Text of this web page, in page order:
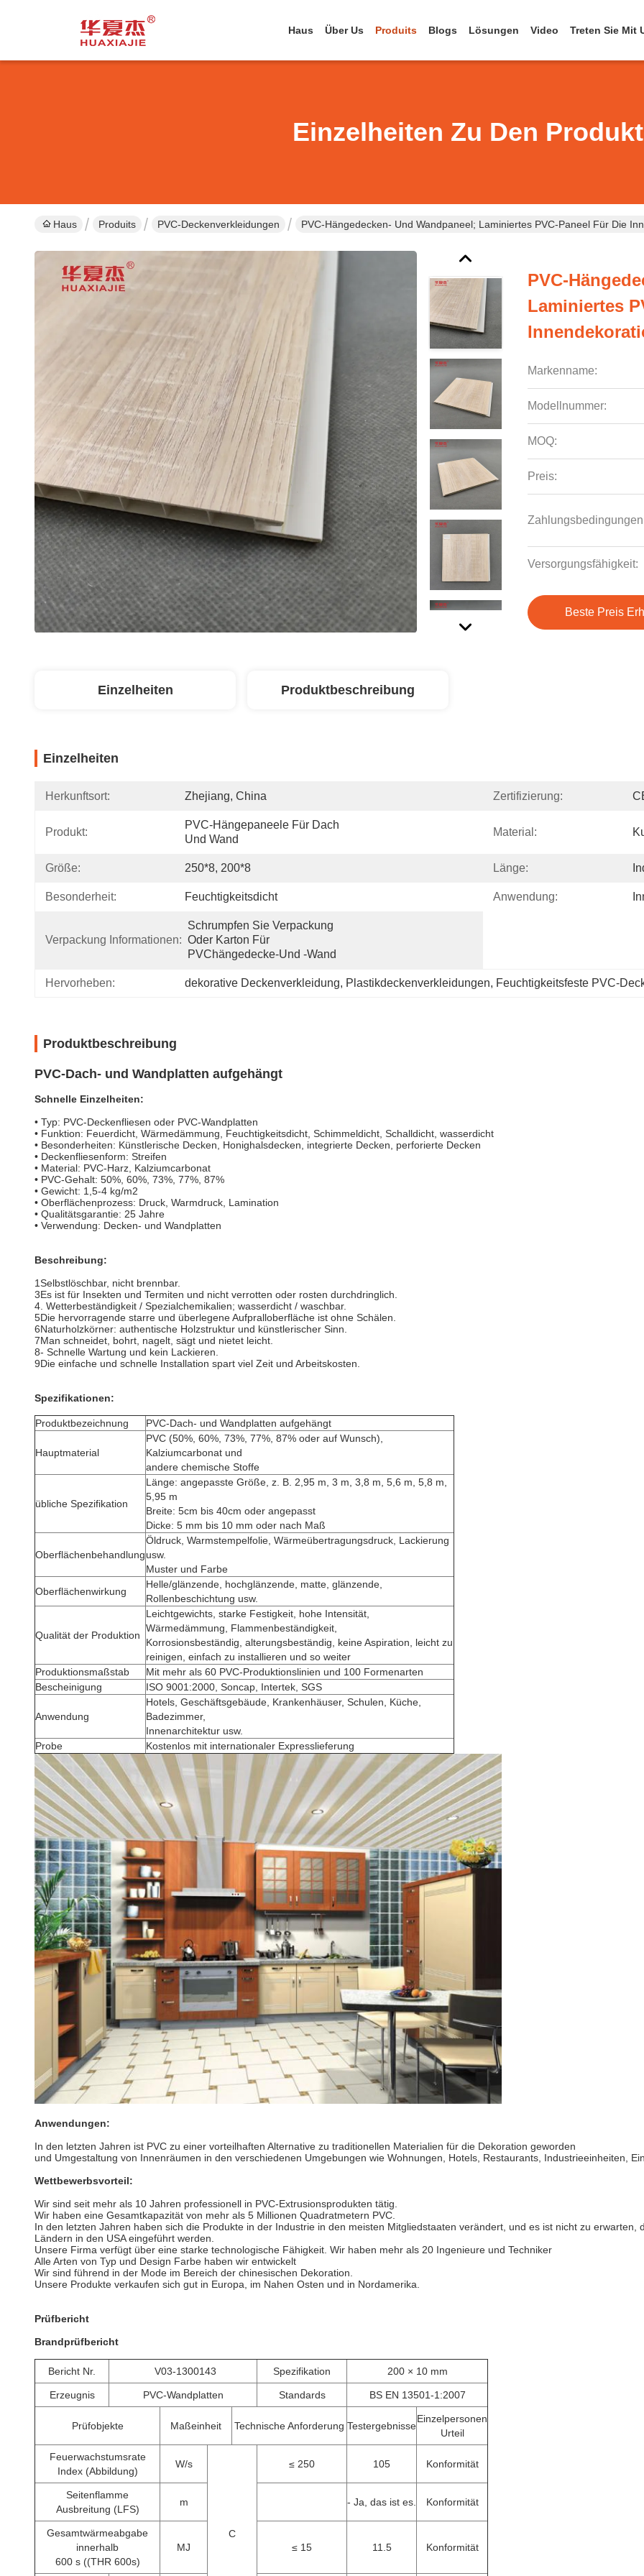
Haus Über Us Produits Blogs Lösungen Video Treten Sie Mit
Einzelheiten Zu Den
Haus Produits PVC-Deckenverkleidungen PVC-Hängedecken- Und Wandpaneel; Laminiertes PVC-Paneel Für Die
PVC-
Laminiertes
Markenname:
Modellnummer:
MOQ:
Preis:
Versorgungsfähigkeit:
Beste Preis
Einzelheiten Produktbeschreibung
Einzelheiten
Herkunftsort: Zhejiang, China Zertifizierung:
Produkt:
PVC-Hängepaneele Für Dach
Und Wand
Material:
Größe: 250*8, 200*8 Länge:
Besonderheit: Feuchtigkeitsdicht Anwendung:
Verpackung Informationen:
Schrumpfen Sie Verpackung
Oder Karton Für
PVChängedecke-Und -Wand
Hervorheben: dekorative Deckenverkleidung, Plastikdeckenverkleidungen, Feuchtigkeitsfeste PVC-
Produktbeschreibung
PVC-Dach- und Wandplatten aufgehängt
Schnelle Einzelheiten:
• Typ: PVC-Deckenfliesen oder PVC-Wandplatten
• Funktion: Feuerdicht, Wärmedämmung, Feuchtigkeitsdicht, Schimmeldicht, Schalldicht, wasserdicht
• Besonderheiten: Künstlerische Decken, Honighalsdecken, integrierte Decken, perforierte Decken
• Deckenfliesenform: Streifen
• Material: PVC-Harz, Kalziumcarbonat
• PVC-Gehalt: 50%, 60%, 73%, 77%, 87%
• Gewicht: 1,5-4 kg/m2
• Oberflächenprozess: Druck, Warmdruck, Lamination
• Qualitätsgarantie: 25 Jahre
• Verwendung: Decken- und Wandplatten
Beschreibung:
1Selbstlöschbar, nicht brennbar.
3Es ist für Insekten und Termiten und nicht verrotten oder rosten durchdringlich.
4. Wetterbeständigkeit / Spezialchemikalien; wasserdicht / waschbar.
5Die hervorragende starre und überlegene Aufpralloberfläche ist ohne Schälen.
6Naturholzkörner: authentische Holzstruktur und künstlerischer Sinn.
7Man schneidet, bohrt, nagelt, sägt und nietet leicht.
8- Schnelle Wartung und kein Lackieren.
9Die einfache und schnelle Installation spart viel Zeit und Arbeitskosten.
Spezifikationen:
Produktbezeichnung PVC-Dach- und Wandplatten aufgehängt
Hauptmaterial
PVC (50%, 60%, 73%, 77%, 87% oder auf Wunsch),
Kalziumcarbonat und
andere chemische Stoffe
übliche Spezifikation
Länge: angepasste Größe, z. B. 2,95 m, 3 m, 3,8 m, 5,6 m, 5,8 m,
5,95 m
Breite: 5cm bis 40cm oder angepasst
Dicke: 5 mm bis 10 mm oder nach Maß
Oberflächenbehandlung
Öldruck, Warmstempelfolie, Wärmeübertragungsdruck, Lackierung
usw.
Muster und Farbe
Oberflächenwirkung
Helle/glänzende, hochglänzende, matte, glänzende,
Rollenbeschichtung usw.
Qualität der Produktion
Leichtgewichts, starke Festigkeit, hohe Intensität,
Wärmedämmung, Flammenbeständigkeit,
Korrosionsbeständig, alterungsbeständig, keine Aspiration, leicht zu
reinigen, einfach zu installieren und so weiter
Produktionsmaßstab
Mit mehr als 60 PVC-Produktionslinien und 100 Formenarten
Bescheinigung
ISO 9001:2000, Soncap, Intertek, SGS
Anwendung
Hotels, Geschäftsgebäude, Krankenhäuser, Schulen, Küche,
Badezimmer,
Innenarchitektur usw.
Probe
Kostenlos mit internationaler Expresslieferung
Anwendungen:
In den letzten Jahren ist PVC zu einer vorteilhaften Alternative zu traditionellen Materialien für die Dekoration geworden
und Umgestaltung von Innenräumen in den verschiedenen Umgebungen wie Wohnungen, Hotels, Restaurants, Industrieeinheiten,
Wettbewerbsvorteil:
Wir sind seit mehr als 10 Jahren professionell in PVC-Extrusionsprodukten tätig.
Wir haben eine Gesamtkapazität von mehr als 5 Millionen Quadratmetern PVC.
In den letzten Jahren haben sich die Produkte in der Industrie in den meisten Mitgliedstaaten verändert, und es ist nicht zu
Ländern in den USA eingeführt werden.
Unsere Firma verfügt über eine starke technologische Fähigkeit. Wir haben mehr als 20 Ingenieure und Techniker
Alle Arten von Typ und Design Farbe haben wir entwickelt
Wir sind führend in der Mode im Bereich der chinesischen Dekoration.
Unsere Produkte verkaufen sich gut in Europa, im Nahen Osten und in Nordamerika.
Prüfbericht
Brandprüfbericht
Bericht Nr. V03-1300143 Spezifikation 200 × 10 mm
Erzeugnis PVC-Wandplatten Standards BS EN 13501-1:2007
Prüfobjekte Maßeinheit Technische Anforderung Testergebnisse
Einzelpersonen
Urteil
Feuerwachstumsrate
Index (Abbildung)
W/s
C
≤ 250 105 Konformität
Seitenflamme
Ausbreitung (LFS)
m - Ja, das ist es. Konformität
Gesamtwärmeabgabe
innerhalb
600 s ((THR 600s)
MJ ≤ 15 11.5 Konformität